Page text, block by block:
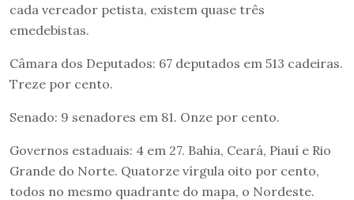
cada vereador petista, existem quase três
emedebistas.
Câmara dos Deputados: 67 deputados em 513 cadeiras.
Treze por cento.
Senado: 9 senadores em 81. Onze por cento.
Governos estaduais: 4 em 27. Bahia, Ceará, Piauí e Rio
Grande do Norte. Quatorze vírgula oito por cento,
todos no mesmo quadrante do mapa, o Nordeste.